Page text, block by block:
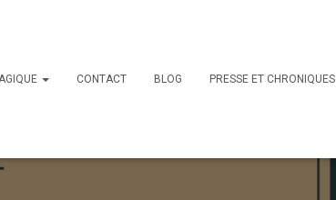
CONTACT BLOG PRESSE ET CHRONIQUES